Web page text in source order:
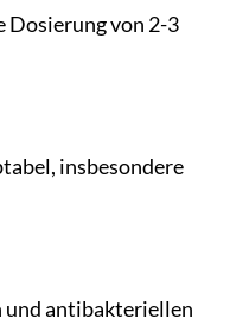
Dosierung von 2-3
insbesondere
und antibakteriellen